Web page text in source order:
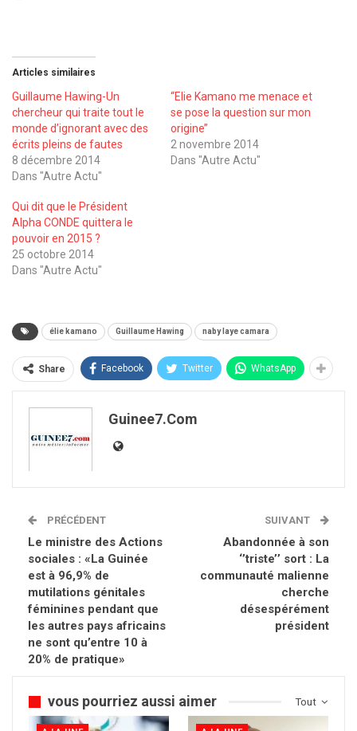
Articles similaires
Guillaume Hawing-Un
chercheur qui traite tout le
monde d’ignorant avec des
écrits pleins de fautes
8 décembre 2014
Dans "Autre Actu"
‘‘Elie Kamano me menace et
se pose la question sur mon
origine’’
2 novembre 2014
Dans "Autre Actu"
Qui dit que le Président
Alpha CONDE quittera le
pouvoir en 2015 ?
25 octobre 2014
Dans "Autre Actu"
élie kamano Guillaume Hawing naby laye camara
Share Facebook Twitter WhatsApp
Guinee7.com
PRÉCÉDENT
Le ministre des Actions
sociales : «La Guinée
est à 96,9% de
mutilations génitales
féminines pendant que
les autres pays africains
ne sont qu’entre 10 à
20% de pratique»
SUIVANT
Abandonnée à son
‘’triste’’ sort : La
communauté malienne
cherche
désespérément
président
Tout
vous pourriez aussi aimer